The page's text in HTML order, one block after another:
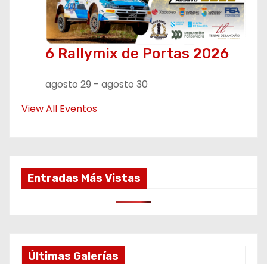
6 Rallymix de Portas 2026
agosto 29 - agosto 30
View All Eventos
Entradas Más Vistas
Últimas Galerías